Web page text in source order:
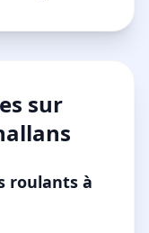
sur
roulants à